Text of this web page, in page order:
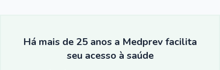
Há mais de 25 anos a Medprev facilita
seu acesso à saúde